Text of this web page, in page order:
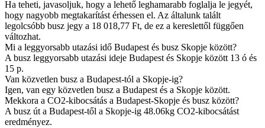
Ha teheti, javasoljuk, hogy a lehető leghamarabb foglalja le jegyét,
hogy nagyobb megtakarítást érhessen el. Az általunk talált
legolcsóbb busz jegy a 18 018,77 Ft, de ez a kereslettől függően
változhat.
Mi a leggyorsabb utazási idő Budapest és busz Skopje között?
A busz leggyorsabb utazási ideje Budapest és Skopje között 13 ó és
15 p.
Van közvetlen busz a Budapest-tól a Skopje-ig?
Igen, van egy közvetlen busz a Budapest és a Skopje között.
Mekkora a CO2-kibocsátás a Budapest-Skopje és busz között?
A busz út a Budapest-től a Skopje-ig 48.06kg CO2-kibocsátást
eredményez.